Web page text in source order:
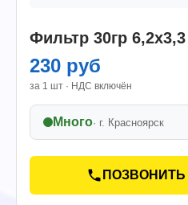
Фильтр 30гр
230 руб
за 1 шт · НДС включён
Много· г. Красноярск
ПОЗВОНИТЬ